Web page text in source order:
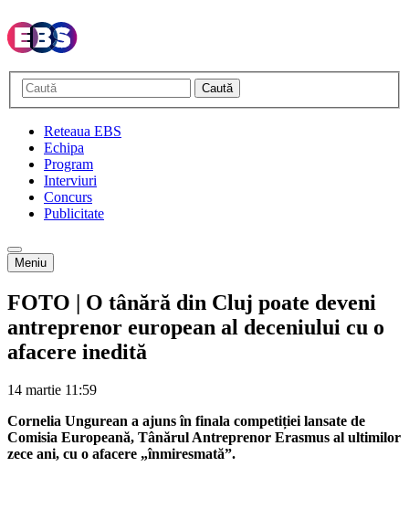
Caută
Reteaua EBS
Echipa
Program
Interviuri
Concurs
Publicitate
Meniu
FOTO | O tânără din Cluj poate deveni
antreprenor european al deceniului cu o
afacere inedită
14 martie 11:59
Cornelia Ungurean a ajuns în finala competiției lansate de
Comisia Europeană, Tânărul Antreprenor Erasmus al ultimilor
zece ani, cu o afacere „înmiresmată”.